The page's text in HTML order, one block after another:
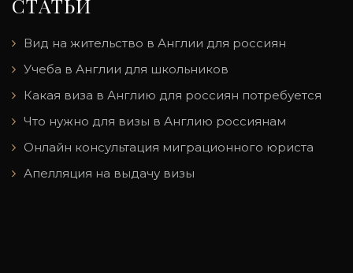
Вид на жительство в Англии для россиян
Учеба в Англии для школьников
Какая виза в Англию для россиян потребуется
Что нужно для визы в Англию россиянам
Онлайн консультация миграционного юриста
Апелляция на выдачу визы